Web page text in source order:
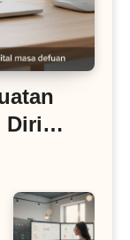
Diri